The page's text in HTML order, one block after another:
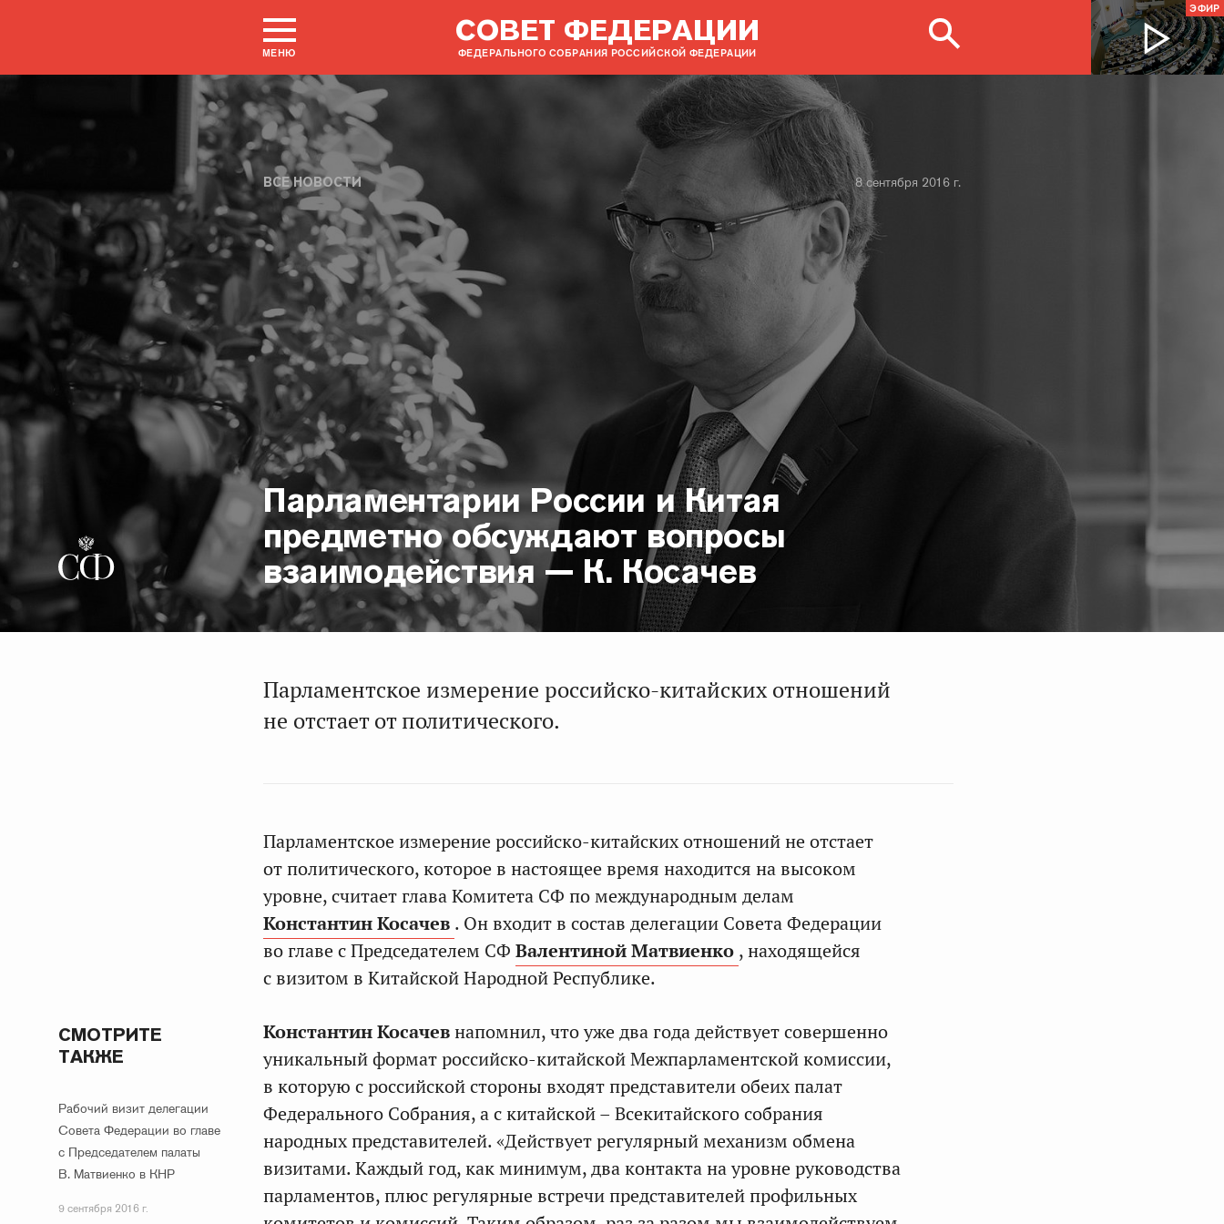
МЕНЮ
СОВЕТ ФЕДЕРАЦИИ
ФЕДЕРАЛЬНОГО СОБРАНИЯ РОССИЙСКОЙ ФЕДЕРАЦИИ
ЭФИР
ВСЕ НОВОСТИ
Парламентарии России и Китая
предметно обсуждают вопросы
взаимодействия — К. Косачев
8 сентября 2016 г.
Парламентское измерение российско-китайских отношений
не отстает от политического.
Парламентское измерение российско-китайских отношений не отстает
от политического, которое в настоящее время находится на высоком
уровне, считает глава Комитета СФ по международным делам
Константин Косачев . Он входит в состав делегации Совета Федерации
во главе с Председателем СФ Валентиной Матвиенко , находящейся
с визитом в Китайской Народной Республике.
СМОТРИТЕ
ТАКЖЕ
Рабочий визит делегации
Совета Федерации во главе
с Председателем палаты
В. Матвиенко в КНР
9 сентября 2016 г.
Константин Косачевнапомнил, что уже два года действует совершенно
уникальный формат российско-китайской Межпарламентской комиссии,
в которую с российской стороны входят представители обеих палат
Федерального Собрания, а с китайской – Всекитайского собрания
народных представителей. «Действует регулярный механизм обмена
визитами. Каждый год, как минимум, два контакта на уровне руководства
парламентов, плюс регулярные встречи представителей профильных